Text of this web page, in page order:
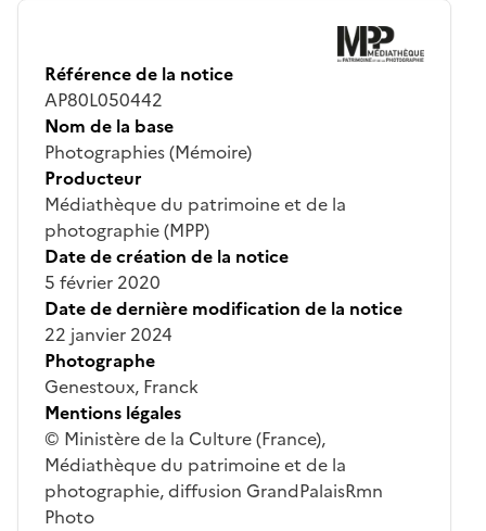
Référence de la notice
AP80L050442
Nom de la base
Photographies (Mémoire)
Producteur
Médiathèque du patrimoine et de la
photographie (MPP)
Date de création de la notice
5 février 2020
Date de dernière modification de la notice
22 janvier 2024
Photographe
Genestoux, Franck
Mentions légales
© Ministère de la Culture (France),
Médiathèque du patrimoine et de la
photographie, diffusion GrandPalaisRmn
Photo